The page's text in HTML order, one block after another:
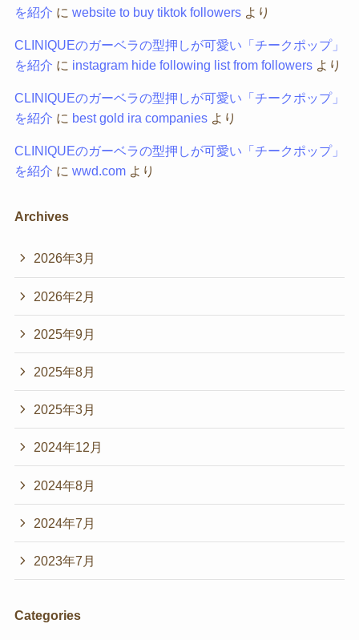
を紹介 に website to buy tiktok followersより
CLINIQUEのガーベラの型押しが可愛い「チークポップ」
を紹介 に instagram hide following list from followersより
CLINIQUEのガーベラの型押しが可愛い「チークポップ」
を紹介 に best gold ira companiesより
CLINIQUEのガーベラの型押しが可愛い「チークポップ」
を紹介 に wwd.comより
Archives
2026年3月
2026年2月
2025年9月
2025年8月
2025年3月
2024年12月
2024年8月
2024年7月
2023年7月
Categories